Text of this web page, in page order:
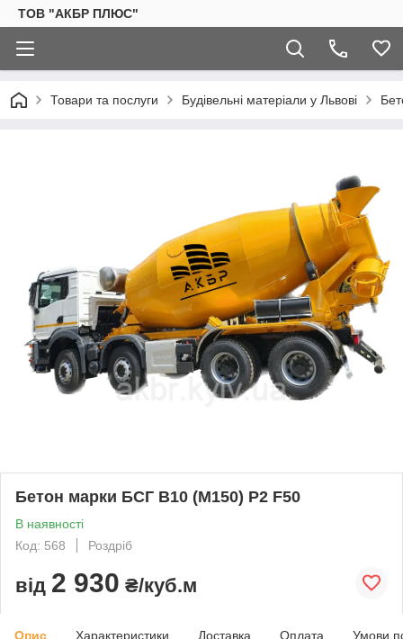
ТОВ "АКБР ПЛЮС"
Товари та послуги Будівельні матеріали у Львові
Бетон марки БСГ В10 (М150) P2 F50
В наявності
Код: 568
Роздріб
від 2 930 ₴/куб.м
Опис Характеристики Доставка Оплата Умови